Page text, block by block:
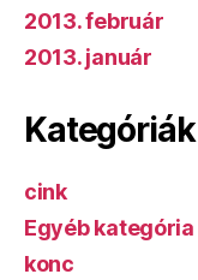
2013. február
2013. január
Kategóriák
cink
Egyéb kategória
konc